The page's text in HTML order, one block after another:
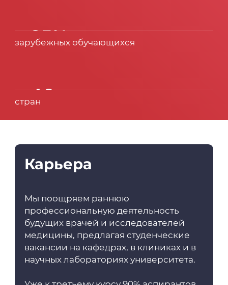
> 25%
зарубежных обучающихся
> 40
стран
Карьера
Мы поощряем раннюю
профессиональную деятельность
будущих врачей и исследователей
медицины, предлагая студенческие
вакансии на кафедрах, в клиниках и в
научных лабораториях университета.